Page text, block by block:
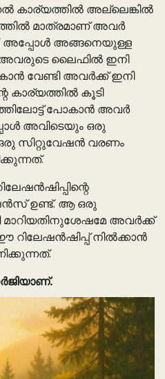
അല്ലെങ്കിൽ
മാത്രമാണ് അവർ
അപ്പോൾ അങ്ങനെയുള്ള
അവരുടെ ലൈഫിൽ ഇനി
വേണ്ടി അവർക്ക് ഇനി
കാര്യത്തിൽ കൂടി
പോകാൻ അവർ
അവിടെയും ഒരു
സിറ്റുവേഷൻ വരണം
ഉണ്ട്. ആ ഒരു
അവർക്ക്
നിൽക്കാൻ